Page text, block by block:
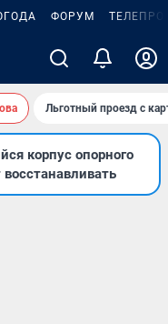
ФОРУМ
Льготный проезд с
корпус опорного